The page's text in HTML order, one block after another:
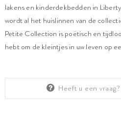
lakens en kinderdekbedden in
wordt al het huislinnen van de
Petite Collection is poëtisch en
hebt om de kleintjes in uw leven op
Heeft u een vraag?